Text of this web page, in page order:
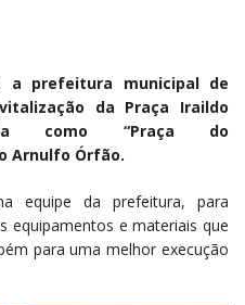
a prefeitura municipal de
da Praça Iraildo
como “Praça do
Arnulfo Órfão.
equipe da prefeitura, para
equipamentos e materiais que
para uma melhor execução